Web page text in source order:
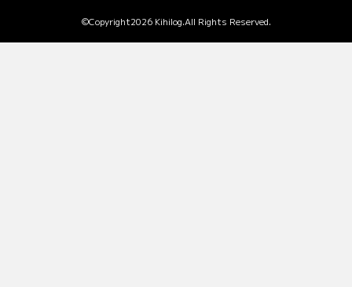
©Copyright2026 Kihilog.All Rights Reserved.